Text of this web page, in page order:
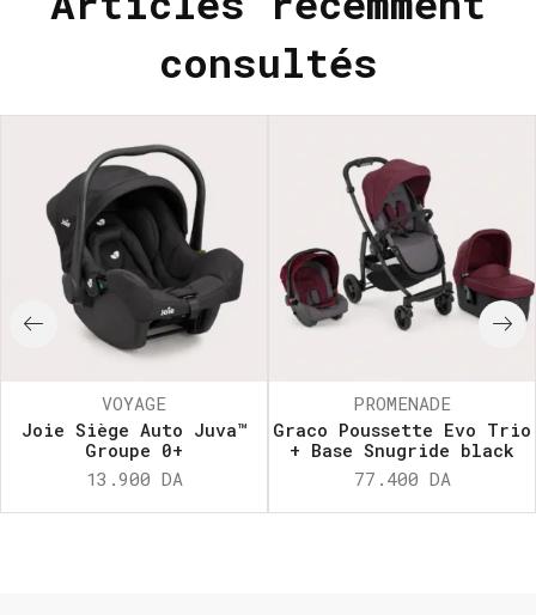
consultés
VOYAGE
Joie Siège Auto Juva™
Groupe 0+
13.900 DA
PROMENADE
Graco Poussette Evo Trio
+ Base Snugride black
77.400 DA